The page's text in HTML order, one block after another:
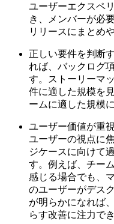
ユーザーエクスペ
き、メンバーが必
リリースにまとめ
正しい要件を判断
れば、バックログ
す。ストーリーマ
件に適した規模を
ームに適した規模
ユーザー価値が重
ユーザーの視点に
ジケースに向けて
す。例えば、チー
感じる場合でも、
のユーザーがデス
が明らかになれば
らす改善に注力で